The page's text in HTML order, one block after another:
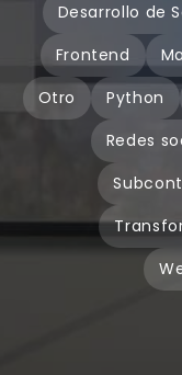
Desarrollo de
Frontend
Otro
Python
Redes